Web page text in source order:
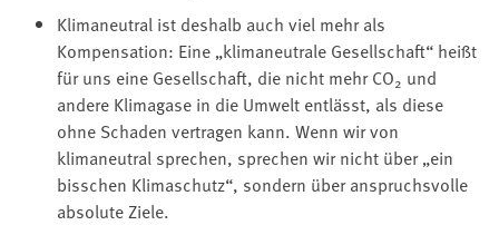
Klimaneutral ist deshalb auch viel mehr als
Kompensation: Eine „klimaneutrale Gesellschaft“ heißt
für uns eine Gesellschaft, die nicht mehr CO2 und
andere Klimagase in die Umwelt entlässt, als diese
ohne Schaden vertragen kann. Wenn wir von
klimaneutral sprechen, sprechen wir nicht über „ein
bisschen Klimaschutz“, sondern über anspruchsvolle
absolute Ziele.